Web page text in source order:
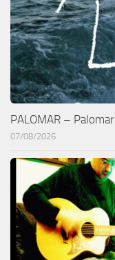
PALOMAR – Palomar
07/08/2026